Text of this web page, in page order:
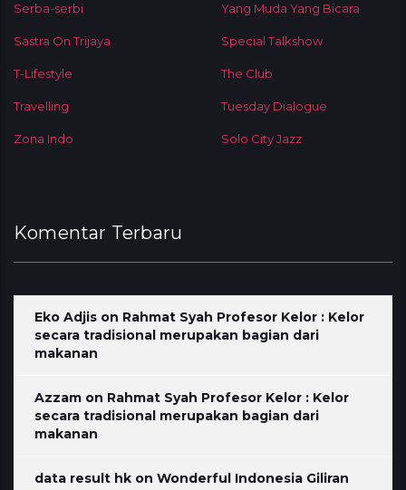
Serba-serbi Yang Muda Yang Bicara
Sastra On Trijaya Special Talkshow
T-Lifestyle The Club
Travelling Tuesday Dialogue
Zona Indo Solo City Jazz
Komentar Terbaru
Eko Adjis on Rahmat Syah Profesor Kelor : Kelor
secara tradisional merupakan bagian dari
makanan
Azzam on Rahmat Syah Profesor Kelor : Kelor
secara tradisional merupakan bagian dari
makanan
data result hk on Wonderful Indonesia Giliran